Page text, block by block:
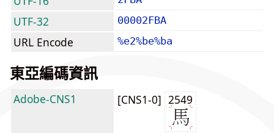
UTF-32 00002FBA
URL Encode %e2%be%ba
東亞編碼資訊
Adobe-CNS1 [CNS1-0] 2549